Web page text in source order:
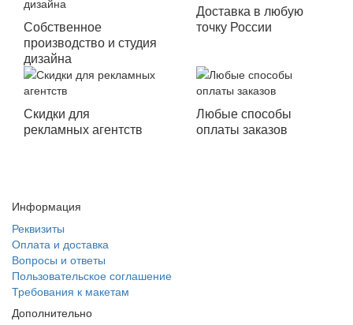
Собственное
производство и студия
дизайна
Доставка в любую
точку России
Скидки для
рекламных агентств
Любые способы
оплаты заказов
Информация
Реквизиты
Оплата и доставка
Вопросы и ответы
Пользовательское соглашение
Требования к макетам
Дополнительно